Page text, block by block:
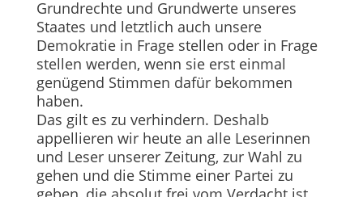
Grundrechte und Grundwerte unseres
Staates und letztlich auch unsere
Demokratie in Frage stellen oder in Frage
stellen werden, wenn sie erst einmal
genügend Stimmen dafür bekommen
haben.
Das gilt es zu verhindern. Deshalb
appellieren wir heute an alle Leserinnen
und Leser unserer Zeitung, zur Wahl zu
gehen und die Stimme einer Partei zu